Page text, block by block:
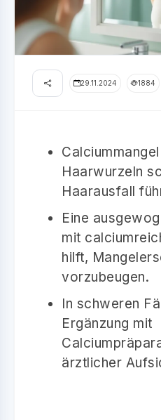
29.11.2024 1884
Haarwurzeln
Haarausfall
Eine
mit
hilft,
vorzubeugen.
In schweren
Ergänzung mit
ärztlicher